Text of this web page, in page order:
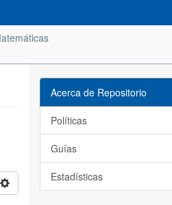
Acerca de Repositorio
Políticas
Guías
Estadísticas